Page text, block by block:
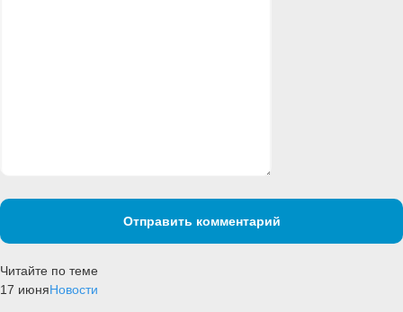
Отправить комментарий
Читайте по теме
17 июняНовости